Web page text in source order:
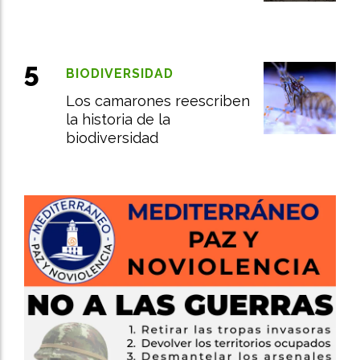
Los camarones reescriben
la historia de la
biodiversidad
BIODIVERSIDAD